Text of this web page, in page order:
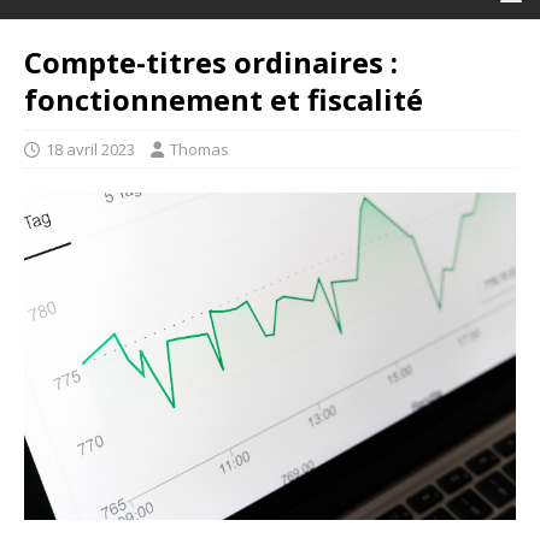
Compte-titres ordinaires :
fonctionnement et fiscalité
18 avril 2023 Thomas